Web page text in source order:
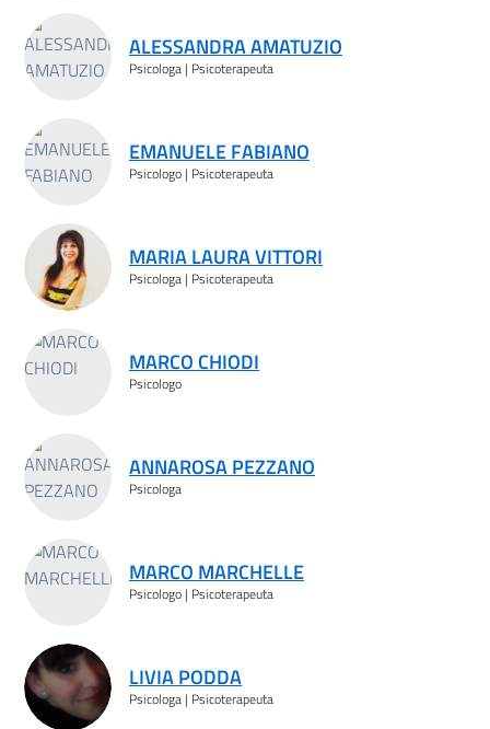
ALESSANDRA AMATUZIO
Psicologa | Psicoterapeuta
EMANUELE FABIANO
Psicologo | Psicoterapeuta
MARIA LAURA VITTORI
Psicologa | Psicoterapeuta
MARCO CHIODI
Psicologo
ANNAROSA PEZZANO
Psicologa
MARCO MARCHELLE
Psicologo | Psicoterapeuta
LIVIA PODDA
Psicologa | Psicoterapeuta